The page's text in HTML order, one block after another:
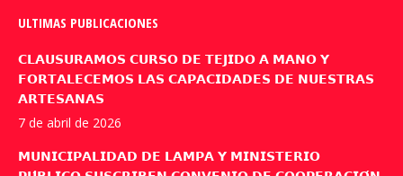
opens
in
new
window
opens
in
new
window
opens
in
new
window
opens
in
new
ULTIMAS PUBLICACIONES
𝗖𝗟𝗔𝗨𝗦𝗨𝗥𝗔𝗠𝗢𝗦 𝗖𝗨𝗥𝗦𝗢 𝗗𝗘 𝗧𝗘𝗝𝗜𝗗𝗢 𝗔 𝗠𝗔𝗡𝗢 𝗬
𝗙𝗢𝗥𝗧𝗔𝗟𝗘𝗖𝗘𝗠𝗢𝗦 𝗟𝗔𝗦 𝗖𝗔𝗣𝗔𝗖𝗜𝗗𝗔𝗗𝗘𝗦 𝗗𝗘 𝗡𝗨𝗘𝗦𝗧𝗥𝗔𝗦
𝗔𝗥𝗧𝗘𝗦𝗔𝗡𝗔𝗦
7 de abril de 2026
𝗠𝗨𝗡𝗜𝗖𝗜𝗣𝗔𝗟𝗜𝗗𝗔𝗗 𝗗𝗘 𝗟𝗔𝗠𝗣𝗔 𝗬 𝗠𝗜𝗡𝗜𝗦𝗧𝗘𝗥𝗜𝗢